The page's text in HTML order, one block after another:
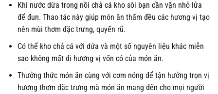
Khi nước dừa trong nồi chả cá kho sôi bạn cần vặn nhỏ lửa
để đun. Thao tác này giúp món ăn thấm đều các hương vị tạo
nên mùi thơm đặc trưng, quyến rũ.
Có thể kho chả cá với dứa và một số nguyên liệu khác miễn
sao không mất đi hương vị vốn có của món ăn.
Thưởng thức món ăn cùng với cơm nóng để tận hưởng trọn vị
hương thơm đặc trưng mà món ăn mang đến cho mọi người